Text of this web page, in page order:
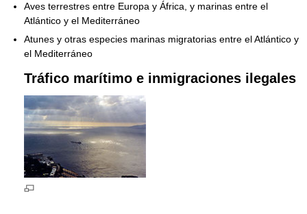
Aves terrestres entre Europa y África, y marinas entre el
Atlántico y el Mediterráneo
Atunes y otras especies marinas migratorias entre el Atlántico y
el Mediterráneo
Tráfico marítimo e inmigraciones ilegales